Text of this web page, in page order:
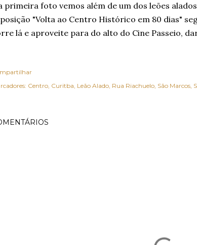
primeira foto vemos além de um dos leões
"Volta ao Centro Histórico em 80 dias"
lá e aproveite para do alto do Cine Passeio,
Centro Curitba Leão Alado Rua Riachuelo São Marcos